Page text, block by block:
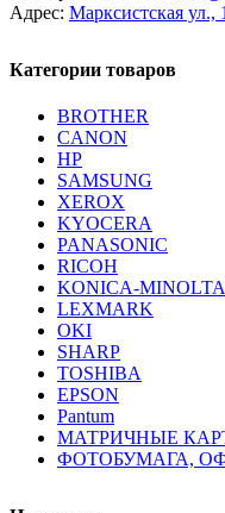
Адрес: Марксистская ул.,
Категории товаров
BROTHER
CANON
HP
SAMSUNG
XEROX
KYOCERA
PANASONIC
RICOH
KONICA-MINOLTA
LEXMARK
OKI
SHARP
TOSHIBA
EPSON
Pantum
МАТРИЧНЫЕ
ФОТОБУМАГА,